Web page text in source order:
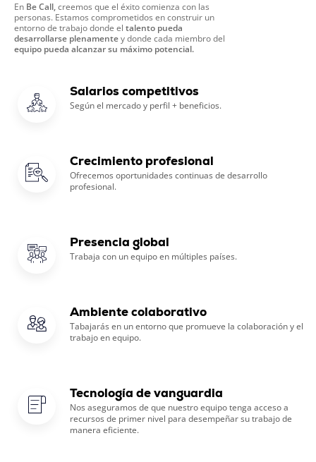
En Be Call,creemos que el éxito comienza con las
personas. Estamos comprometidos en construir un
entorno de trabajo donde el talento pueda
desarrollarse plenamentey donde cada miembro del
equipo pueda alcanzar su máximo potencial.
Salarios competitivos
Según el mercado y perfil + beneficios.
Crecimiento profesional
Ofrecemos oportunidades continuas de desarrollo
profesional.
Presencia global
Trabaja con un equipo en múltiples países.
Ambiente colaborativo
Tabajarás en un entorno que promueve la colaboración y el
trabajo en equipo.
Tecnología de vanguardia
Nos aseguramos de que nuestro equipo tenga acceso a
recursos de primer nivel para desempeñar su trabajo de
manera eficiente.